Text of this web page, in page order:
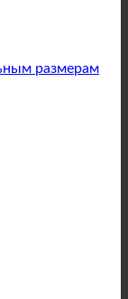
размерам